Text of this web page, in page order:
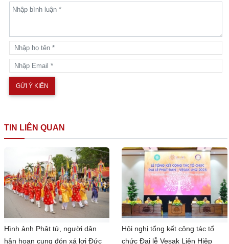
TIN LIÊN QUAN
Hình ảnh Phật tử, người dân
hân hoan cung đón xá lợi Đức
Hội nghị tổng kết công tác tổ
chức Đại lễ Vesak Liên Hiệp